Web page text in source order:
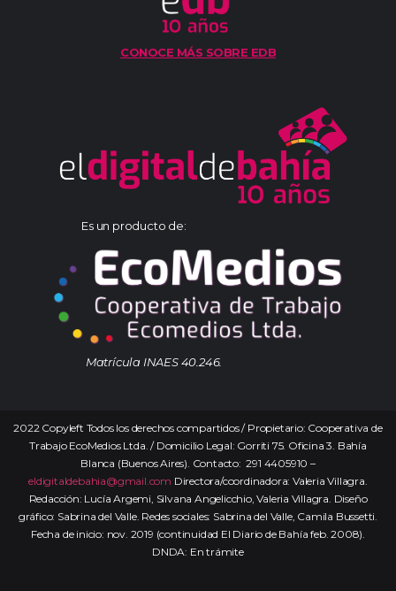
CONOCE MÁS SOBRE EDB
Es un producto de:
Matrícula INAES 40.246.
2022 Copyleft Todos los derechos compartidos / Propietario: Cooperativa de
Trabajo EcoMedios Ltda. / Domicilio Legal: Gorriti 75. Oficina 3. Bahía
Blanca (Buenos Aires). Contacto: 291 4405910 –
eldigitaldebahia@gmail.com Directora/coordinadora: Valeria Villagra.
Redacción: Lucía Argemi, Silvana Angelicchio, Valeria Villagra. Diseño
gráfico: Sabrina del Valle. Redes sociales: Sabrina del Valle, Camila Bussetti.
Fecha de inicio: nov. 2019 (continuidad El Diario de Bahía feb. 2008).
DNDA: En trámite